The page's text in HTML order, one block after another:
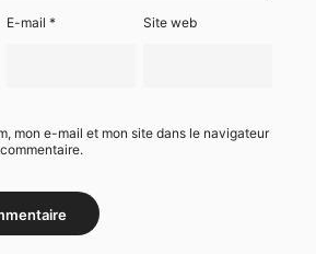
E-mail* Site web
mon e-mail et mon site dans le navigateur